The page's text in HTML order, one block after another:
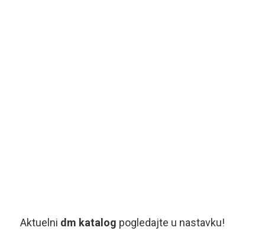
Aktuelni dm katalog pogledajte u nastavku!